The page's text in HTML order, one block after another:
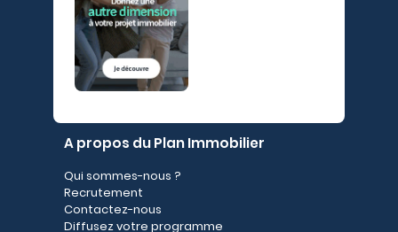
A propos du Plan Immobilier
Qui sommes-nous ?
Recrutement
Contactez-nous
Diffusez votre programme